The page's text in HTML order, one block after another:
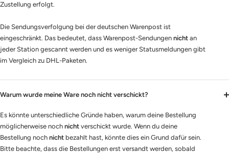
Zustellung erfolgt.
Die Sendungsverfolgung bei der deutschen Warenpost ist
eingeschränkt. Das bedeutet, dass Warenpost-Sendungen nicht an
jeder Station gescannt werden und es weniger Statusmeldungen gibt
im Vergleich zu DHL-Paketen.
Warum wurde meine Ware noch nicht verschickt?
Es könnte unterschiedliche Gründe haben, warum deine Bestellung
möglicherweise noch nicht verschickt wurde. Wenn du deine
Bestellung noch nicht bezahlt hast, könnte dies ein Grund dafür sein.
Bitte beachte, dass die Bestellungen erst versandt werden, sobald